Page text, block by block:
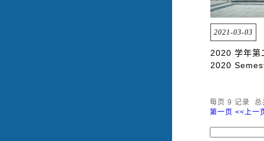
2021-03-03
2020 学年第
2020
每页 9 记录
第一页 <<上一